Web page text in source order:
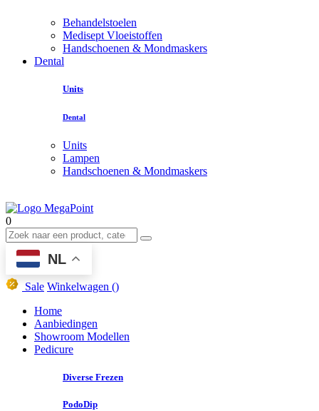
Behandelstoelen
Medisept Vloeistoffen
Handschoenen & Mondmaskers
Dental
Units
Dental
Units
Lampen
Handschoenen & Mondmaskers
0
NL
Sale Winkelwagen ()
Home
Aanbiedingen
Showroom Modellen
Pedicure
Diverse Frezen
PodoDip